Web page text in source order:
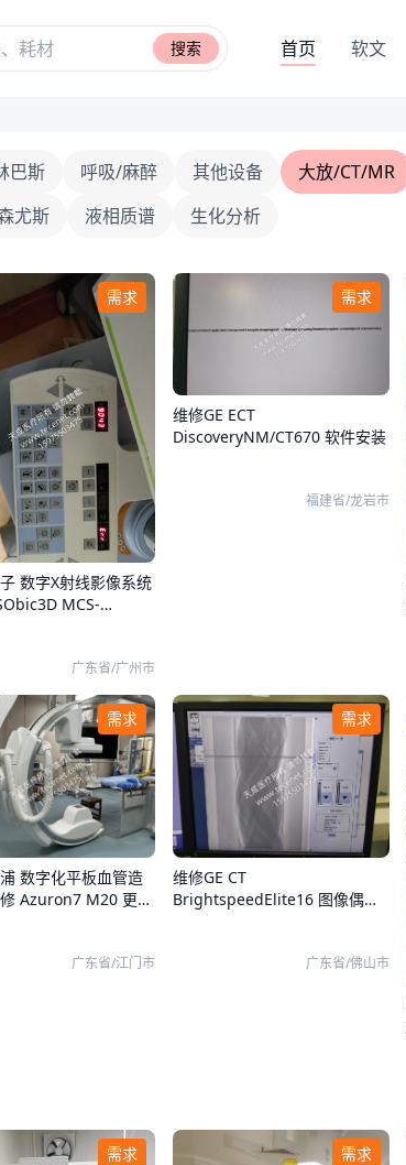
搜索 首页 软文
巴斯 呼吸/麻醉 其他设备 大放/CT/MR
尤斯 液相质谱 生化分析
需求
数字X射线影像系统
MCS-
广东省/广州市
需求
维修GE ECT
DiscoveryNM/CT670 软件安装
福建省/龙岩市
需求
数字化平板血管造
Azuron7 M20 更换
广东省/江门市
需求
维修GE CT
BrightspeedElite16 图像偶有
广东省/佛山市
需求 需求